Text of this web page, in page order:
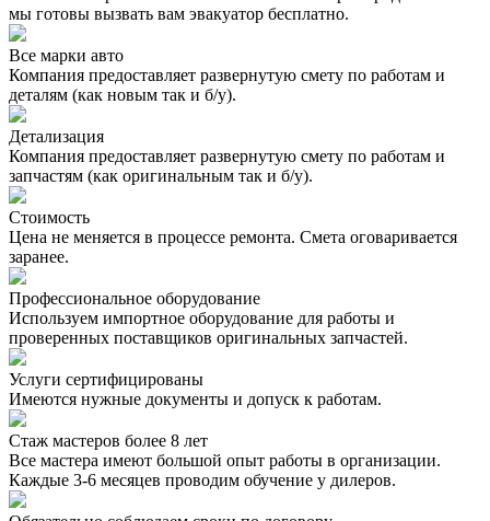
мы готовы вызвать вам эвакуатор бесплатно.
Все марки авто
Компания предоставляет развернутую смету по работам и
деталям (как новым так и б/у).
Детализация
Компания предоставляет развернутую смету по работам и
запчастям (как оригинальным так и б/у).
Стоимость
Цена не меняется в процессе ремонта. Смета оговаривается
заранее.
Профессиональное оборудование
Используем импортное оборудование для работы и
проверенных поставщиков оригинальных запчастей.
Услуги сертифицированы
Имеются нужные документы и допуск к работам.
Стаж мастеров более 8 лет
Все мастера имеют большой опыт работы в организации.
Каждые 3-6 месяцев проводим обучение у дилеров.